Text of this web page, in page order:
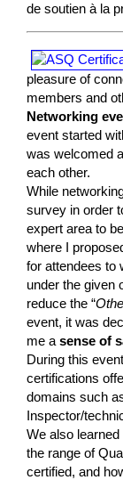
de soutien à la
pleasure of
members and
Networking
event started
was welcomed
each other.
While
survey in order
expert area to
where I
for attendees to
under the given
reduce the “
event, it was
me asense of
During this
certifications
domains such
Inspector/
We also
the range of
certified, and